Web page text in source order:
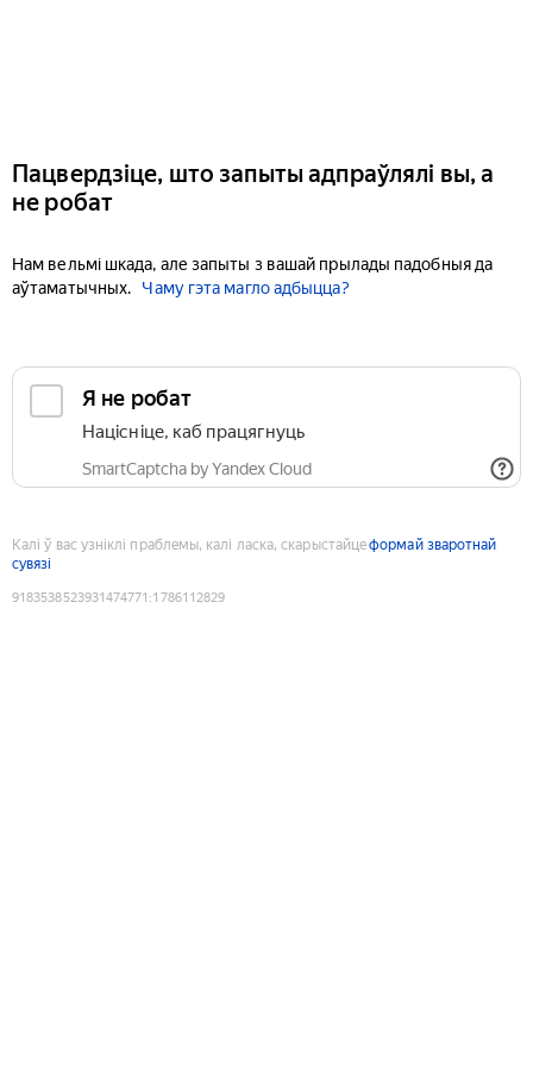
Пацвердзіце, што запыты адпраўлялі вы, а
не робат
Нам вельмі шкада, але запыты з вашай прылады падобныя да
аўтаматычных.
Чаму гэта магло адбыцца?
Я не робат
Націсніце, каб працягнуць
SmartCaptcha by Yandex Cloud
Калі ў вас узніклі праблемы, калі ласка, скарыстайцеформай зваротнай
сувязі
9183538523931474771 :1786112829